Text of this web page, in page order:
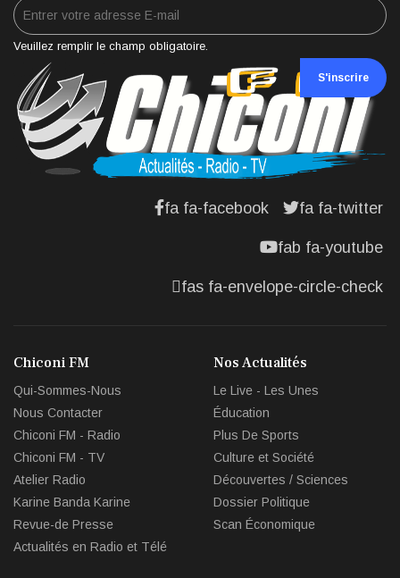
Veuillez remplir le champ obligatoire.
S'inscrire
fa fa-facebook fa fa-twitter
fab fa-youtube
fas fa-envelope-circle-check
Chiconi FM
Qui-Sommes-Nous
Nous Contacter
Chiconi FM - Radio
Chiconi FM - TV
Atelier Radio
Karine Banda Karine
Revue-de Presse
Actualités en Radio et Télé
Nos Actualités
Le Live - Les Unes
Éducation
Plus De Sports
Culture et Société
Découvertes / Sciences
Dossier Politique
Scan Économique